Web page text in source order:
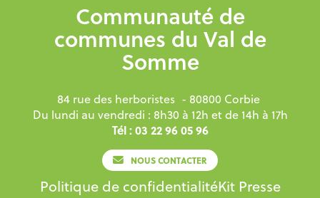
Communauté de
communes du Val de
Somme
84 rue des herboristes - 80800 Corbie
Du lundi au vendredi : 8h30 à 12h et de 14h à 17h
Tél : 03 22 96 05 96
NOUS CONTACTER
Politique de confidentialitéKit Presse